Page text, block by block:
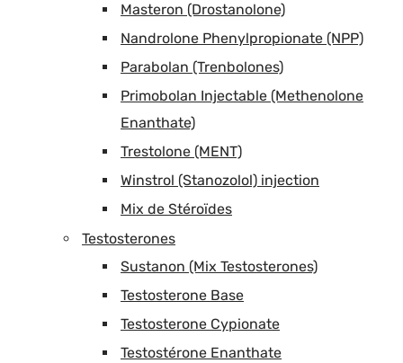
Masteron (Drostanolone)
Nandrolone Phenylpropionate (NPP)
Parabolan (Trenbolones)
Primobolan Injectable (Methenolone
Enanthate)
Trestolone (MENT)
Winstrol (Stanozolol) injection
Mix de Stéroïdes
Testosterones
Sustanon (Mix Testosterones)
Testosterone Base
Testosterone Cypionate
Testostérone Enanthate